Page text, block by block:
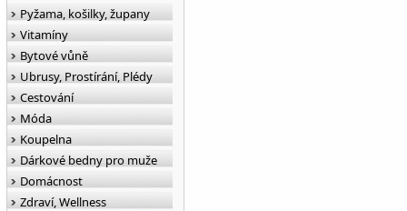
Pyžama, košilky, župany
Vitamíny
Bytové vůně
Ubrusy, Prostírání, Plédy
Cestování
Móda
Koupelna
Dárkové bedny pro muže
Domácnost
Zdraví, Wellness